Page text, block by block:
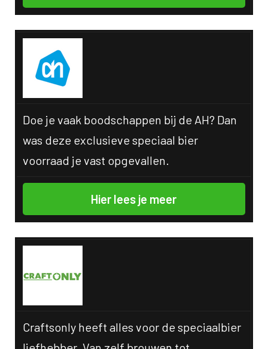
Doe je vaak boodschappen bij de AH? Dan
was deze exclusieve speciaal bier
voorraad je vast opgevallen.
Hier lees je meer
Craftsonly heeft alles voor de speciaalbier